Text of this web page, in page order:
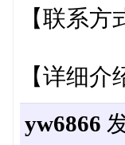
【联系
【详细
yw6866